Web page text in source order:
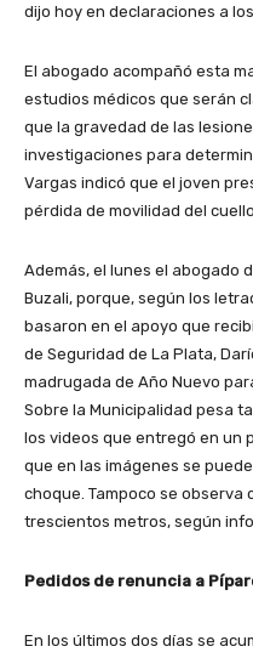
dijo hoy en declaraciones a los
El abogado acompañó esta
estudios médicos que serán
que la gravedad de las
investigaciones para
Vargas indicó que el joven
pérdida de movilidad del cuello.
Además, el lunes el abogado
Buzali, porque, según los
basaron en el apoyo que
de Seguridad de La Plata,
madrugada de Año Nuevo
Sobre la Municipalidad pesa
los videos que entregó en un
que en las imágenes se
choque. Tampoco se observa
trescientos metros, según
Pedidos de renuncia a
En los últimos dos días se